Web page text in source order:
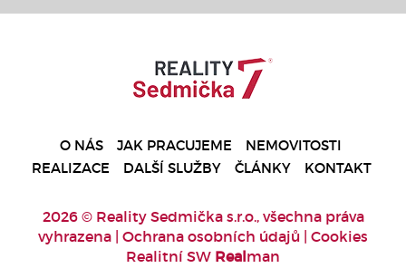
O NÁS JAK PRACUJEME
NEMOVITOSTI
REALIZACE
DALŠÍ SLUŽBY ČLÁNKY KONTAKT
2026 © Reality Sedmička s.r.o., všechna práva
vyhrazena | Ochrana osobních údajů
Cookies
Realitní SW Realman